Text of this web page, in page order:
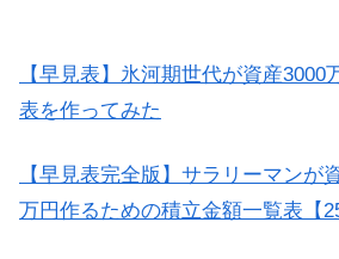
【早見表】氷河期世代が資産3000
表を作ってみた
【早見表完全版】サラリーマンが
万円作るための積立金額一覧表【